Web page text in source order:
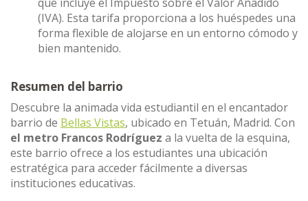
(IVA). Esta tarifa proporciona a los huéspedes una
forma flexible de alojarse en un entorno cómodo y
bien mantenido.
Resumen del barrio
Descubre la animada vida estudiantil en el encantador
barrio de Bellas Vistas, ubicado en Tetuán, Madrid. Con
el metro Francos Rodríguez a la vuelta de la esquina,
este barrio ofrece a los estudiantes una ubicación
estratégica para acceder fácilmente a diversas
instituciones educativas.